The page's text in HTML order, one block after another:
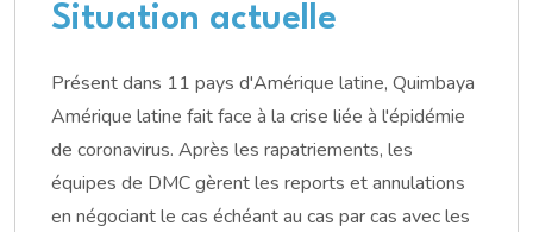
Situation actuelle
Présent dans 11 pays d'Amérique latine, Quimbaya
Amérique latine fait face à la crise liée à l'épidémie
de coronavirus. Après les rapatriements, les
équipes de DMC gèrent les reports et annulations
en négociant le cas échéant au cas par cas avec les